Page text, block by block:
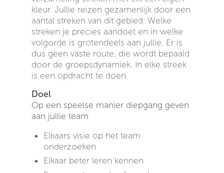
kleur. Jullie reizen gezamenlijk door een
aantal streken van dit gebied. Welke
streken je precies aandoet en in welke
volgorde is grotendeels aan jullie. Er is
dus geen vaste route, die wordt bepaald
door de groepsdynamiek. In elke streek
is een opdracht te doen.
Doel
Op een speelse manier diepgang geven
aan jullie team
Elkaars visie op het team
onderzoeken
Elkaar beter leren kennen